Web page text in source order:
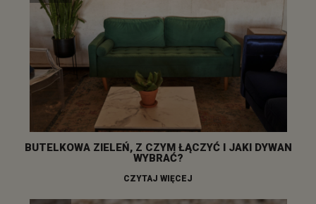
BUTELKOWA ZIELEŃ, Z CZYM ŁĄCZYĆ I JAKI DYWAN
WYBRAĆ?
CZYTAJ WIĘCEJ